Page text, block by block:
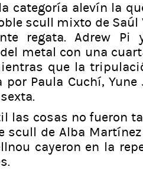
categoría alevín la
scull mixto de
regata. Adrew Pi
metal con una
que la
Paula Cuchí,
las cosas no fueron
scull de Alba
cayeron en la